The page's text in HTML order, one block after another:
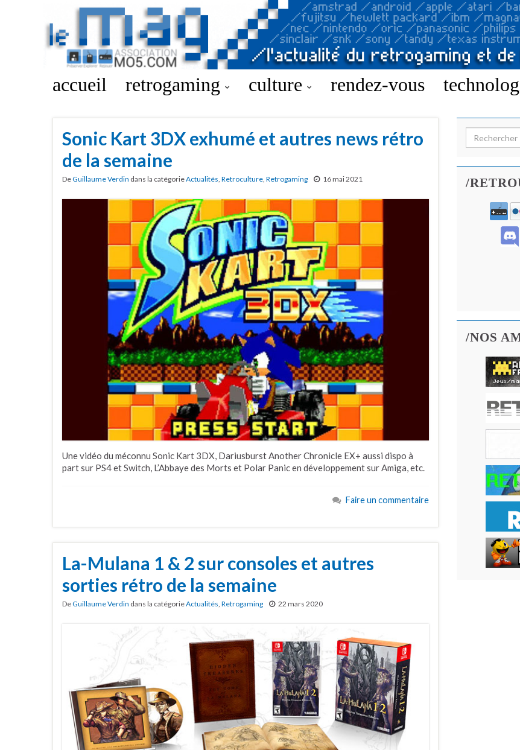
accueil retrogaming culture rendez-vous
Sonic Kart 3DX exhumé et autres news rétro
de la semaine
DeGuillaume Verdin dans la catégorieActualités, Retroculture, Retrogaming 16 mai 2021
Une vidéo du méconnu Sonic Kart 3DX, Dariusburst Another Chronicle EX+ aussi dispo à
part sur PS4 et Switch, L’Abbaye des Morts et Polar Panic en développement sur Amiga, etc.
Faire un commentaire
La-Mulana 1 & 2 sur consoles et autres
sorties rétro de la semaine
DeGuillaume Verdin dans la catégorieActualités, Retrogaming 22 mars 2020
Search for:
/
/NOS